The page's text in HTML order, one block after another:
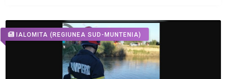
IALOMITA (REGIUNEA SUD-MUNTENIA)